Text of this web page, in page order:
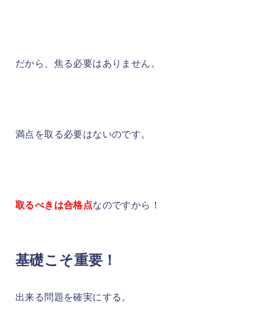
だから、焦る必要はありません。
満点を取る必要はないのです。
取るべきは合格点なのですから！
基礎こそ重要！
出来る問題を確実にする。